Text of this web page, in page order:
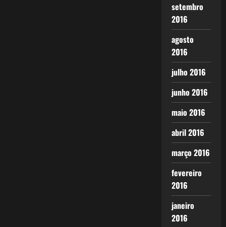
setembro
2016
agosto
2016
julho 2016
junho 2016
maio 2016
abril 2016
março 2016
fevereiro
2016
janeiro
2016